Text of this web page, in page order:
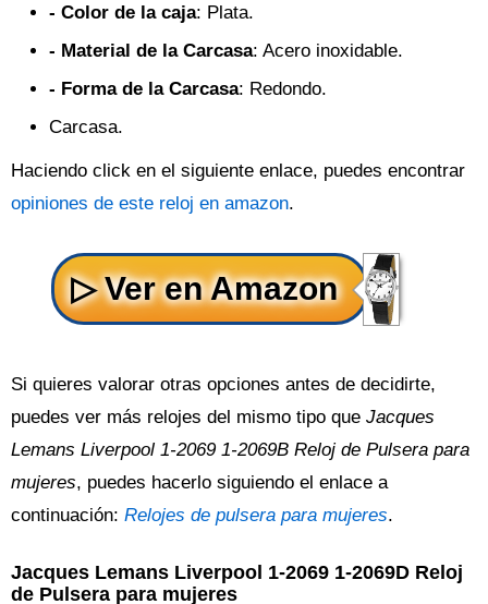
- Color de la caja: Plata.
- Material de la Carcasa: Acero inoxidable.
- Forma de la Carcasa: Redondo.
Carcasa.
Haciendo click en el siguiente enlace, puedes encontrar
opiniones de este reloj en amazon.
Si quieres valorar otras opciones antes de decidirte,
puedes ver más relojes del mismo tipo que Jacques
Lemans Liverpool 1-2069 1-2069B Reloj de Pulsera para
mujeres, puedes hacerlo siguiendo el enlace a
continuación: Relojes de pulsera para mujeres.
Jacques Lemans Liverpool 1-2069 1-2069D Reloj
de Pulsera para mujeres